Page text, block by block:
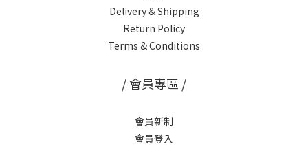
Delivery & Shipping
Return Policy
Terms & Conditions
/ 會員專區 /
會員新制
會員登入